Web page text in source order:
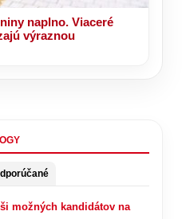
naplno. Viaceré
výraznou
možných kandidátov na